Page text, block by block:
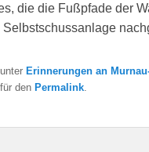
die die Fußpfade der
unter Erinnerungen an
den Permalink